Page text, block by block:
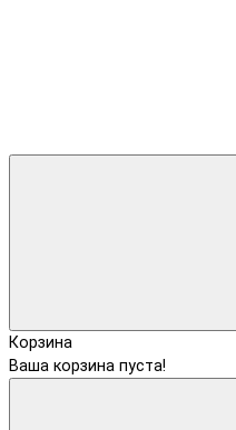
Корзина
Ваша корзина пуста!